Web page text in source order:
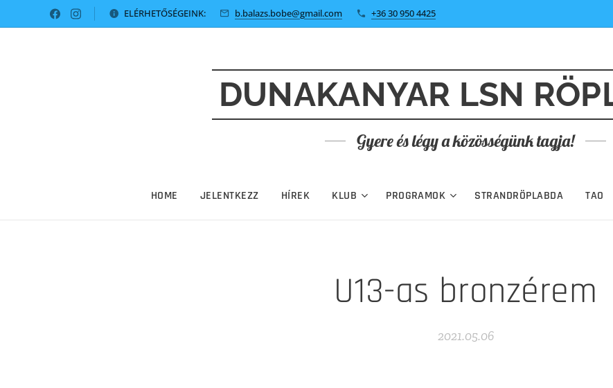
ELÉRHETŐSÉGEINK: b.balazs.bobe@gmail.com +36 30 950 4425
DUNAKANYAR LSN
Gyere és légy a közösségünk tagja!
HOME JELENTKEZZ HÍREK KLUB PROGRAMOK STRANDRÖPLABDA TAO
U13-as bronzérem
2021.05.06